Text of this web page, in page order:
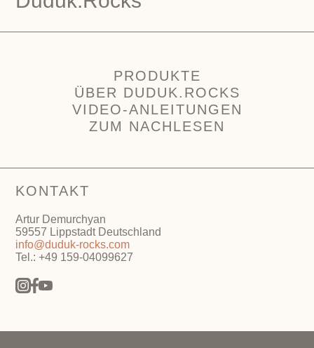
PRODUKTE
ÜBER DUDUK.ROCKS
VIDEO-ANLEITUNGEN
ZUM NACHLESEN
KONTAKT
Artur Demurchyan
59557 Lippstadt Deutschland
info@duduk-rocks.com
Tel.: +49 159-04099627